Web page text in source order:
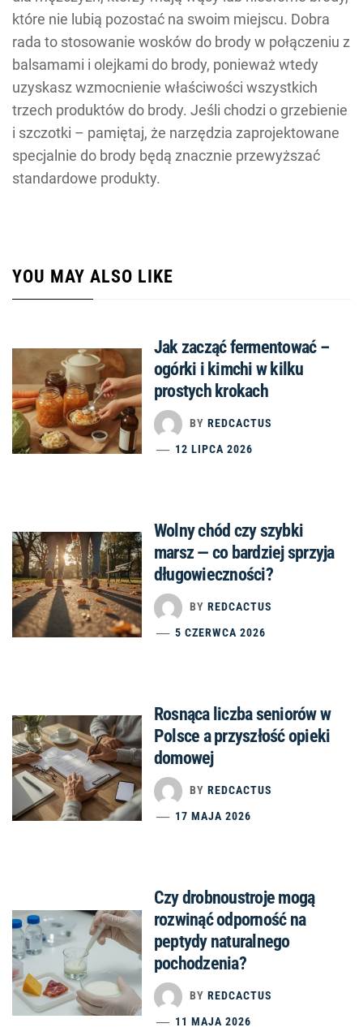
które nie lubią pozostać na swoim miejscu. Dobra
rada to stosowanie wosków do brody w połączeniu z
balsamami i olejkami do brody, ponieważ wtedy
uzyskasz wzmocnienie właściwości wszystkich
trzech produktów do brody. Jeśli chodzi o grzebienie
i szczotki – pamiętaj, że narzędzia zaprojektowane
specjalnie do brody będą znacznie przewyższać
standardowe produkty.
YOU MAY ALSO LIKE
Jak zacząć fermentować –
ogórki i kimchi w kilku
prostych krokach
BY REDCACTUS
12 LIPCA 2026
Wolny chód czy szybki
marsz — co bardziej sprzyja
długowieczności?
BY REDCACTUS
5 CZERWCA 2026
Rosnąca liczba seniorów w
Polsce a przyszłość opieki
domowej
BY REDCACTUS
17 MAJA 2026
Czy drobnoustroje mogą
rozwinąć odporność na
peptydy naturalnego
pochodzenia?
BY REDCACTUS
11 MAJA 2026